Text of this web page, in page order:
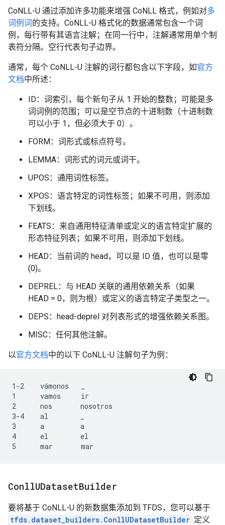
CoNLL-U 通过添加许多功能来增强 CoNLL 格式，例如对多
词例词的支持。CoNLL-U 格式化的数据通常包含一个词
例，每行带有其语言注解；在同一行中，注解通常用单个制
表符分隔。空行代表句子边界。
通常，每个 CoNLL-U 注解的词行都包含以下字段，如官方
文档中所述：
ID：词索引，每个新句子从 1 开始的整数；可能是多
词词例的范围；可以是空节点的十进制数（十进制数
可以小于 1，但必须大于 0）。
FORM：词形式或标点符号。
LEMMA：词形式的词元或词干。
UPOS：通用词性标签。
XPOS：语言特定的词性标签；如果不可用，则添加
下划线。
FEATS：来自通用特征清单或定义的语言特定扩展的
形态特征列表；如果不可用，则添加下划线。
HEAD：当前词的 head，可以是 ID 值，也可以是零
(0)。
DEPREL：与 HEAD 关联的通用依赖关系（如果
HEAD = 0，则为根）或定义的语言特定子类型之一。
DEPS：head-deprel 对列表形式的增强依赖关系图。
MISC：任何其他注解。
以官方文档中的以下 CoNLL-U 注解句子为例：
1-2    vámonos   _
1      vamos     ir
2      nos       nosotros
3-4    al        _
3      a         a
4      el        el
ConllUDatasetBuilder
要将基于 CoNLL-U 的新数据集添加到 TFDS，您可以基于
tfds.dataset_builders.ConllUDatasetBuilder 定义